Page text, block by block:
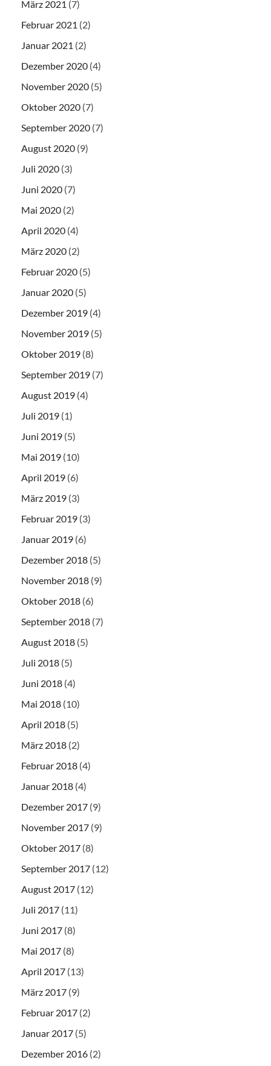
März 2021 (7)
Februar 2021 (2)
Januar 2021 (2)
Dezember 2020 (4)
November 2020 (5)
Oktober 2020 (7)
September 2020 (7)
August 2020 (9)
Juli 2020 (3)
Juni 2020 (7)
Mai 2020 (2)
April 2020 (4)
März 2020 (2)
Februar 2020 (5)
Januar 2020 (5)
Dezember 2019 (4)
November 2019 (5)
Oktober 2019 (8)
September 2019 (7)
August 2019 (4)
Juli 2019 (1)
Juni 2019 (5)
Mai 2019 (10)
April 2019 (6)
März 2019 (3)
Februar 2019 (3)
Januar 2019 (6)
Dezember 2018 (5)
November 2018 (9)
Oktober 2018 (6)
September 2018 (7)
August 2018 (5)
Juli 2018 (5)
Juni 2018 (4)
Mai 2018 (10)
April 2018 (5)
März 2018 (2)
Februar 2018 (4)
Januar 2018 (4)
Dezember 2017 (9)
November 2017 (9)
Oktober 2017 (8)
September 2017 (12)
August 2017 (12)
Juli 2017 (11)
Juni 2017 (8)
Mai 2017 (8)
April 2017 (13)
März 2017 (9)
Februar 2017 (2)
Januar 2017 (5)
Dezember 2016 (2)